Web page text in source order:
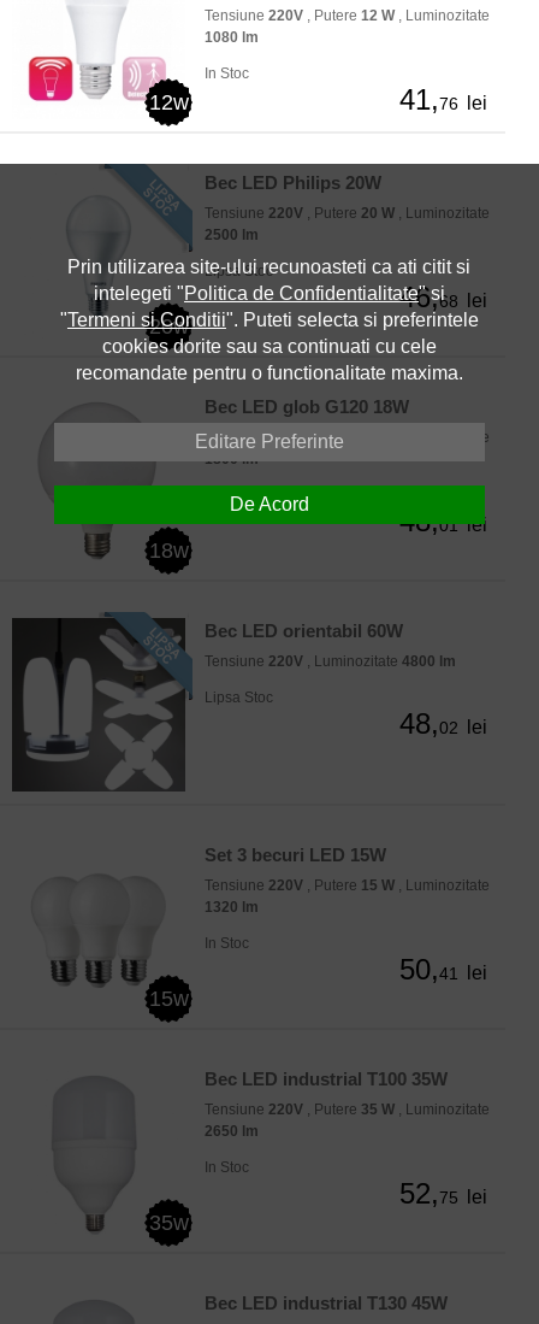
12w
Tensiune 220V , Putere 12 W, Luminozitate
1080 lm
In Stoc
41,76 lei
20w
Bec LED Philips 20W
Tensiune 220V , Putere 20 W , Luminozitate
2500 lm
Lipsa Stoc
46,68 lei
18w
Bec LED glob G120 18W
Tensiune220V, Putere
, Luminozitate
1800 lm
In Stoc
48,01 lei
Bec LED orientabil 60W
Tensiune 220V , Luminozitate 4800 lm
Lipsa Stoc
48,02 lei
15w
Set 3 becuri LED 15W
Tensiune 220V , Putere 15 W , Luminozitate
1320 lm
In Stoc
50,41 lei
35w
Bec LED industrial T100 35W
Tensiune 220V , Putere 35 W , Luminozitate
2650 lm
In Stoc
52,75 lei
Bec LED industrial T130 45W
Prin utilizarea site-ului recunoasteti ca ati citit si
intelegeti "Politica de Confidentialitate" si
"Termeni si Conditii". Puteti selecta si preferintele
cookies dorite sau sa continuati cu cele
recomandate pentru o functionalitate maxima.
Editare Preferinte
De Acord